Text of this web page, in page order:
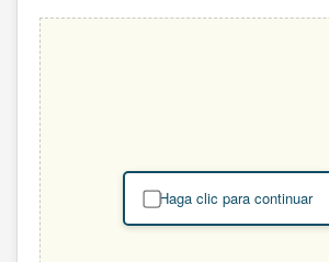
Haga clic para continuar